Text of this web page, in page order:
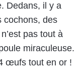
Dedans, il y a
cochons, des
pas tout à
miraculeuse.
œufs tout en or !